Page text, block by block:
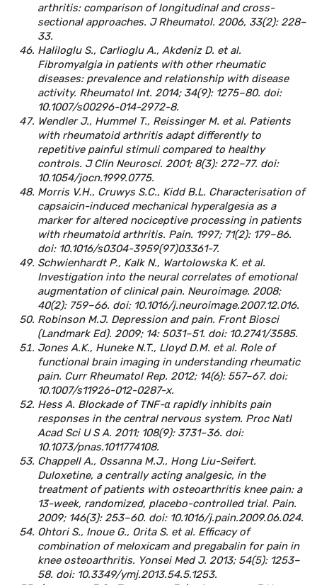
arthritis: comparison of longitudinal and cross-
sectional approaches. J Rheumatol. 2006, 33(2): 228–
33.
Haliloglu S., Carlioglu A., Akdeniz D. et al.
Fibromyalgia in patients with other rheumatic
diseases: prevalence and relationship with disease
activity. Rheumatol Int. 2014; 34(9): 1275–80. doi:
10.1007/s00296-014-2972-8.
Wendler J., Hummel T., Reissinger M. et al. Patients
with rheumatoid arthritis adapt differently to
repetitive painful stimuli compared to healthy
controls. J Clin Neurosci. 2001; 8(3): 272–77. doi:
10.1054/jocn.1999.0775.
Morris V.H., Cruwys S.C., Kidd B.L. Characterisation of
capsaicin-induced mechanical hyperalgesia as a
marker for altered nociceptive processing in patients
with rheumatoid arthritis. Pain. 1997; 71(2): 179–86.
doi: 10.1016/s0304-3959(97)03361-7.
Schwienhardt P., Kalk N., Wartolowska K. et al.
Investigation into the neural correlates of emotional
augmentation of clinical pain. Neuroimage. 2008;
40(2): 759–66. doi: 10.1016/j.neuroimage.2007.12.016.
Robinson M.J. Depression and pain. Front Biosci
(Landmark Ed). 2009; 14: 5031–51. doi: 10.2741/3585.
Jones A.K., Huneke N.T., Lloyd D.M. et al. Role of
functional brain imaging in understanding rheumatic
pain. Curr Rheumatol Rep. 2012; 14(6): 557–67. doi:
10.1007/s11926-012-0287-x.
Hess A. Blockade of TNF-α rapidly inhibits pain
responses in the central nervous system. Proc Natl
Acad Sci U S A. 2011; 108(9): 3731–36. doi:
10.1073/pnas.1011774108.
Chappell A., Ossanna M.J., Hong Liu-Seifert.
Duloxetine, a centrally acting analgesic, in the
treatment of patients with osteoarthritis knee pain: a
13-week, randomized, placebo-controlled trial. Pain.
2009; 146(3): 253–60. doi: 10.1016/j.pain.2009.06.024.
Ohtori S., Inoue G., Orita S. et al. Efficacy of
combination of meloxicam and pregabalin for pain in
knee osteoarthritis. Yonsei Med J. 2013; 54(5): 1253–
58. doi: 10.3349/ymj.2013.54.5.1253.